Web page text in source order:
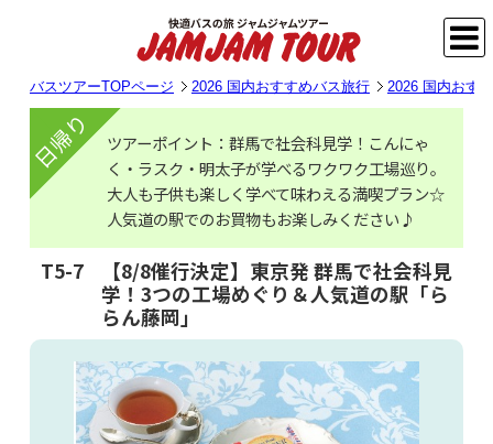
バスツアーTOPページ 2026 国内おすすめバス旅行 2026 国内おす
ツアーポイント：群馬で社会科見学！こんにゃ
く・ラスク・明太子が学べるワクワク工場巡り。
大人も子供も楽しく学べて味わえる満喫プラン☆
人気道の駅でのお買物もお楽しみください♪
日帰り
T5-7
【8/8催行決定】東京発 群馬で社会科見
学！3つの工場めぐり＆人気道の駅「ら
らん藤岡」